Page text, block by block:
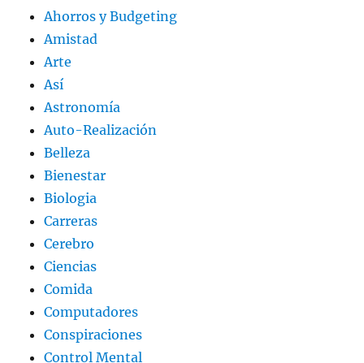
Ahorros y Budgeting
Amistad
Arte
Así
Astronomía
Auto-Realización
Belleza
Bienestar
Biologia
Carreras
Cerebro
Ciencias
Comida
Computadores
Conspiraciones
Control Mental